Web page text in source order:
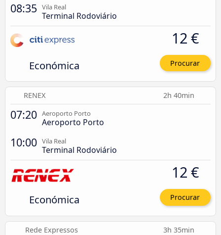
08:35 Vila Real
Terminal Rodoviário
Económica
12 €
Procurar
RENEX 2h 40min
07:20 Aeroporto Porto
Aeroporto Porto
10:00 Vila Real
Terminal Rodoviário
Económica
12 €
Procurar
Rede Expressos 3h 35min